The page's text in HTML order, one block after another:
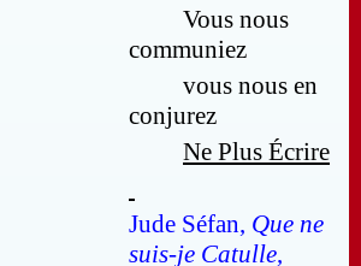
Vous nous
communiez
vous nous en
conjurez
Ne Plus Écrire
Jude Séfan, Que ne
suis-je Catulle,